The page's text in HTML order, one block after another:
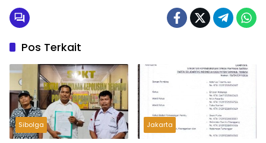
Pos Terkait
Sibolga Jakarta